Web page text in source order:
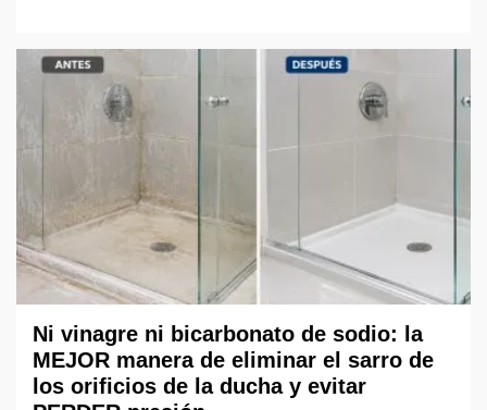
Ni vinagre ni bicarbonato de sodio: la
MEJOR manera de eliminar el sarro de
los orificios de la ducha y evitar